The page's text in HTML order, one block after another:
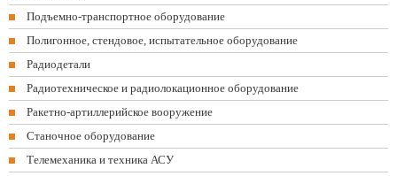
Подъемно-транспортное оборудование
Полигонное, стендовое, испытательное оборудование
Радиодетали
Радиотехническое и радиолокационное оборудование
Ракетно-артиллерийское вооружение
Станочное оборудование
Телемеханика и техника АСУ